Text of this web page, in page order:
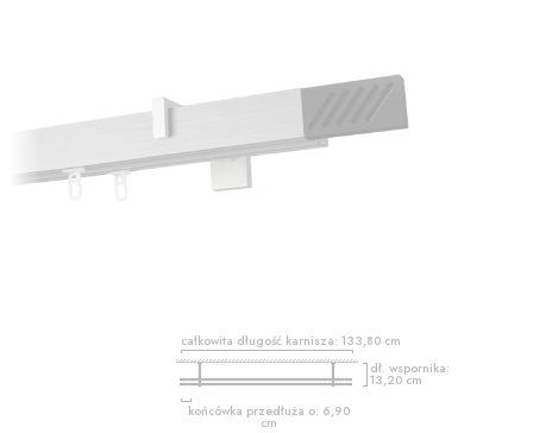
całkowita długość karnisza: 133,80cm
dł. wspornika:
13,20cm
końcówka przedłuża o: 6,90
cm